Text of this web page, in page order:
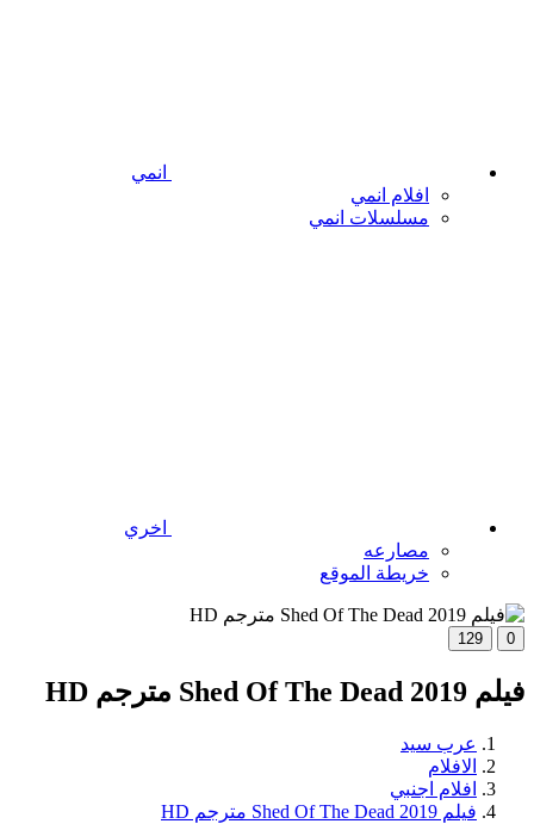
انمي
افلام انمي
مسلسلات انمي
اخري
مصارعه
خريطة الموقع
0
129
فيلم Shed Of The Dead 2019 مترجم HD
عرب سيد
الافلام
افلام اجنبي
فيلم Shed Of The Dead 2019 مترجم HD